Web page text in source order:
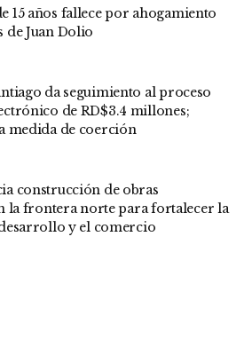
15 años fallece por ahogamiento
de Juan Dolio
da seguimiento al proceso
de RD$3.4 millones;
medida de coerción
construcción de obras
la frontera norte para fortalecer la
y el comercio